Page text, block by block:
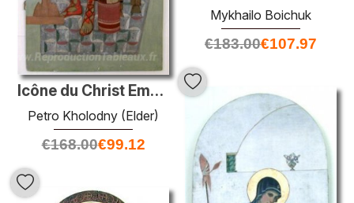
Icône du Christ Emmanuel
Petro Kholodny (Elder)
€168.00€99.12
Mykhailo Boichuk
€183.00€107.97